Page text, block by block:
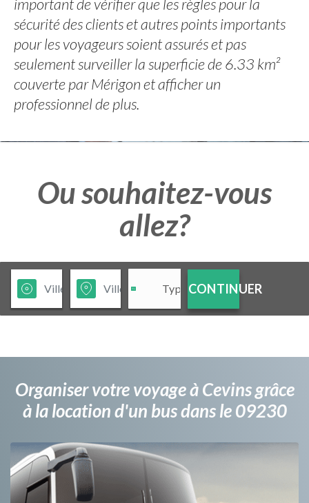
important de vérifier que les règles pour la
sécurité des clients et autres points importants
pour les voyageurs soient assurés et pas
seulement surveiller la superficie de 6.33 km²
couverte par Mérigon et afficher un
professionnel de plus.
Ou souhaitez-vous
allez?
CONTINUER
Organiser votre voyage à Cevins grâce
à la location d'un bus dans le 09230